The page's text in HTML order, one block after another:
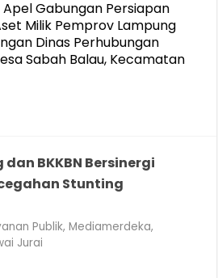
Gabungan Persiapan
Milik Pemprov Lampung
Dinas Perhubungan
Sabah Balau, Kecamatan
BKKBN Bersinergi
Stunting
Publik,Mediamerdeka,
Jurai